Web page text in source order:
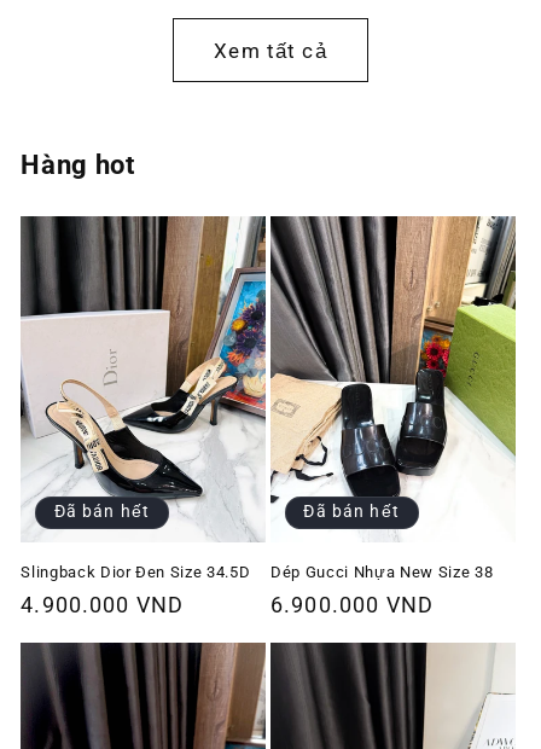
thường
Xem tất cả
Hàng hot
Đã bán hết
Slingback Dior Đen Size 34.5D
Giá
thường
4.900.000 VND
Đã bán hết
Dép Gucci Nhựa New Size 38
Giá
thường
6.900.000 VND